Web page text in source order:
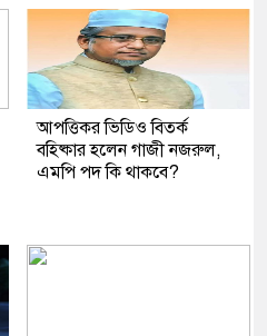
আপত্তিকর ভিডিও বিতর্ক
বহিষ্কার হলেন গাজী নজরুল,
এমপি পদ কি থাকবে?